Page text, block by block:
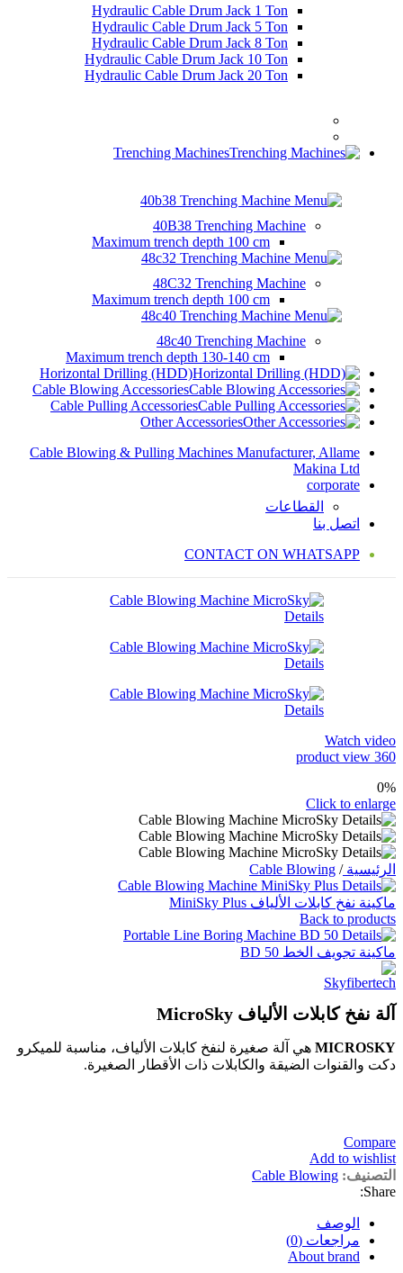
Hydraulic Cable Drum Jack 1 Ton
Hydraulic Cable Drum Jack 5 Ton
Hydraulic Cable Drum Jack 8 Ton
Hydraulic Cable Drum Jack 10 Ton
Hydraulic Cable Drum Jack 20 Ton
Trenching Machines
40B38 Trenching Machine
Maximum trench depth 100 cm
48C32 Trenching Machine
Maximum trench depth 100 cm
48c40 Trenching Machine
Maximum trench depth 130-140 cm
Horizontal Drilling (HDD)
Cable Blowing Accessories
Cable Pulling Accessories
Other Accessories
Cable Blowing & Pulling Machines Manufacturer, Allame
Makina Ltd
corporate
القطاعات
اتصل بنا
CONTACT ON WHATSAPP
Watch video
360 product view
0%
Click to enlarge
الرئيسية/
Cable Blowing
ماكينة نفخ كابلات الألياف MiniSky Plus
Back to products
ماكينة تجويف الخط BD 50
آلة نفخ كابلات الألياف MicroSky
MICROSKY هي آلة صغيرة لنفخ كابلات الألياف، مناسبة للميكرو
دكت والقنوات الضيقة والكابلات ذات الأقطار الصغيرة.
Compare
Add to wishlist
التصنيف: Cable Blowing
Share:
الوصف
مراجعات (0)
About brand